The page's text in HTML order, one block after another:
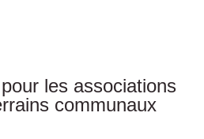
les associations
communaux